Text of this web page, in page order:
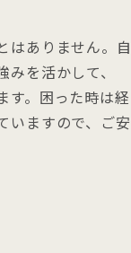
はありません。自
を活かして、
す。困った時は経
いますので、ご安